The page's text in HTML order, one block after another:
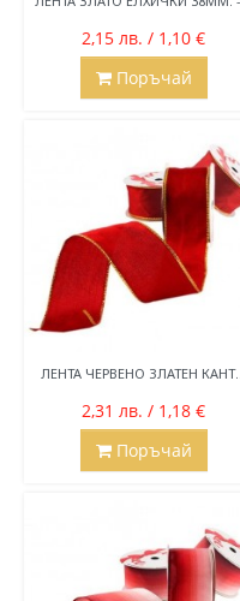
2,15 лв. / 1,10 €
Поръчай
ЛЕНТА ЧЕРВЕНО ЗЛАТЕН
2,31 лв. / 1,18 €
Поръчай